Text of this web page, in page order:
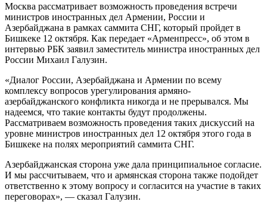
Москва рассматривает возможность проведения встречи
министров иностранных дел Армении, России и
Азербайджана в рамках саммита СНГ, который пройдет в
Бишкеке 12 октября. Как передает «Арменпресс», об этом в
интервью РБК заявил заместитель министра иностранных дел
России Михаил Галузин.
«Диалог России, Азербайджана и Армении по всему
комплексу вопросов урегулирования армяно-
азербайджанского конфликта никогда и не прерывался. Мы
надеемся, что такие контакты будут продолжены.
Рассматриваем возможность проведения таких дискуссий на
уровне министров иностранных дел 12 октября этого года в
Бишкеке на полях мероприятий саммита СНГ.
Азербайджанская сторона уже дала принципиальное согласие.
И мы рассчитываем, что и армянская сторона также подойдет
ответственно к этому вопросу и согласится на участие в таких
переговорах», — сказал Галузин.